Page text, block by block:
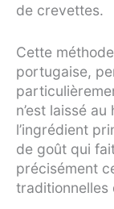
de crevettes.
Cette
portugaise,
n’est laissé
l’ingrédient
de goût qui
précisément
traditionnelles